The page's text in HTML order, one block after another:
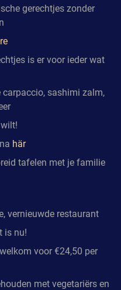
gerechtjes zonder
is er voor ieder wat
sashimi zalm,
här
tafelen met je familie
vernieuwde restaurant
is nu!
voor €24,50 per
met vegetariërs en